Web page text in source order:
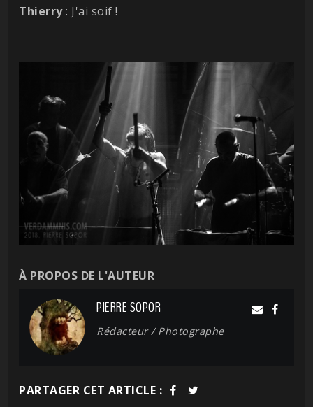
Thierry: J'ai soif !
À PROPOS DE L'AUTEUR
PIERRE SOPOR
Rédacteur / Photographe
PARTAGER CET ARTICLE :